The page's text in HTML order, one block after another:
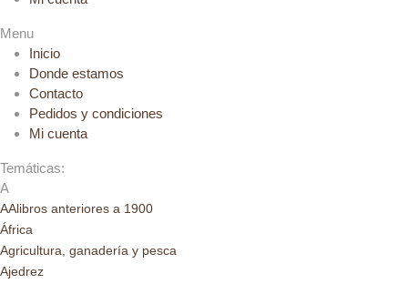
Menu
Inicio
Donde estamos
Contacto
Pedidos y condiciones
Mi cuenta
Temáticas:
A
AAlibros anteriores a 1900
África
Agricultura, ganadería y pesca
Ajedrez